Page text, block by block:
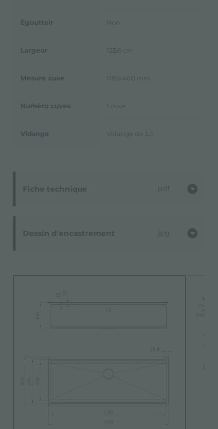
Fiche technique pdf
Dessin d'encastrement jpg
Égouttoir Non
Largeur 123.6 cm
Mesure cuve 1185x400 mm
Numéro cuves 1 cuve
Vidange Vidange de 3,5